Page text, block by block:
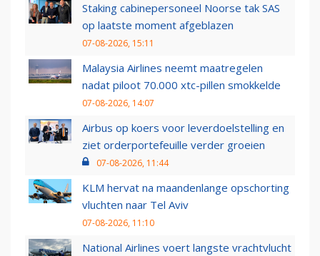
Staking cabinepersoneel Noorse tak SAS
op laatste moment afgeblazen
07-08-2026, 15:11
Malaysia Airlines neemt maatregelen
nadat piloot 70.000 xtc-pillen smokkelde
07-08-2026, 14:07
Airbus op koers voor leverdoelstelling en
ziet orderportefeuille verder groeien
07-08-2026, 11:44
KLM hervat na maandenlange opschorting
vluchten naar Tel Aviv
07-08-2026, 11:10
National Airlines voert langste vrachtvlucht